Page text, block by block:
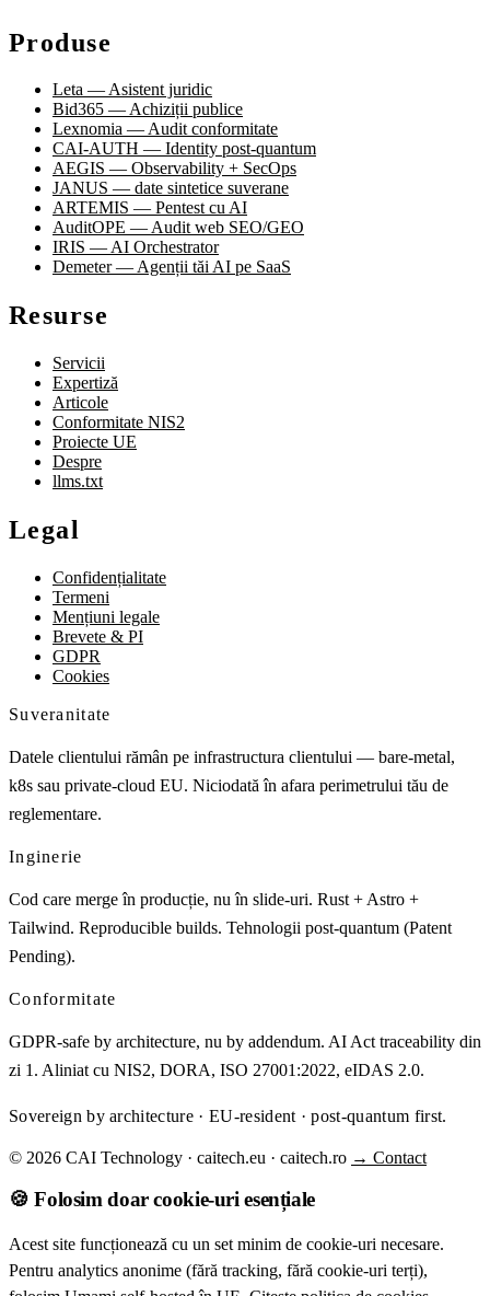
Produse
Leta — Asistent juridic
Bid365 — Achiziții publice
Lexnomia — Audit conformitate
CAI-AUTH — Identity post-quantum
AEGIS — Observability + SecOps
JANUS — date sintetice suverane
ARTEMIS — Pentest cu AI
AuditOPE — Audit web SEO/GEO
IRIS — AI Orchestrator
Demeter — Agenții tăi AI pe SaaS
Resurse
Servicii
Expertiză
Articole
Conformitate NIS2
Proiecte UE
Despre
llms.txt
Legal
Confidențialitate
Termeni
Mențiuni legale
Brevete & PI
GDPR
Cookies
Suveranitate
Datele clientului rămân pe infrastructura clientului — bare-metal,
k8s sau private-cloud EU. Niciodată în afara perimetrului tău de
reglementare.
Inginerie
Cod care merge în producție, nu în slide-uri. Rust + Astro +
Tailwind. Reproducible builds. Tehnologii post-quantum (Patent
Pending).
Conformitate
GDPR-safe by architecture, nu by addendum. AI Act traceability din
zi 1. Aliniat cu NIS2, DORA, ISO 27001:2022, eIDAS 2.0.
Sovereign by architecture · EU-resident · post-quantum first.
© 2026 CAI Technology · caitech.eu · caitech.ro → Contact
🍪 Folosim doar cookie-uri esențiale
Acest site funcționează cu un set minim de cookie-uri necesare.
Pentru analytics anonime (fără tracking, fără cookie-uri terți),